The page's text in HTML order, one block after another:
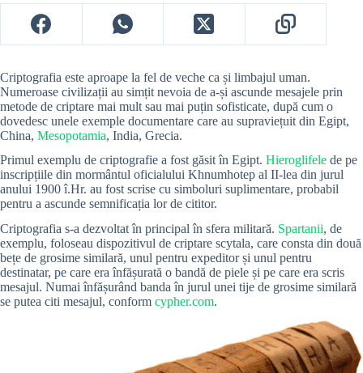
Criptografia este aproape la fel de veche ca și limbajul uman.
Numeroase civilizații au simțit nevoia de a-și ascunde mesajele prin
metode de criptare mai mult sau mai puțin sofisticate, după cum o
dovedesc unele exemple documentare care au supraviețuit din Egipt,
China, Mesopotamia, India, Grecia.
Primul exemplu de criptografie a fost găsit în Egipt. Hieroglifele de pe
inscripțiile din mormântul oficialului Khnumhotep al II-lea din jurul
anului 1900 î.Hr. au fost scrise cu simboluri suplimentare, probabil
pentru a ascunde semnificația lor de cititor.
Criptografia s-a dezvoltat în principal în sfera militară. Spartanii, de
exemplu, foloseau dispozitivul de criptare scytala, care consta din două
bețe de grosime similară, unul pentru expeditor și unul pentru
destinatar, pe care era înfășurată o bandă de piele și pe care era scris
mesajul. Numai înfășurând banda în jurul unei tije de grosime similară
se putea citi mesajul, conform cypher.com.